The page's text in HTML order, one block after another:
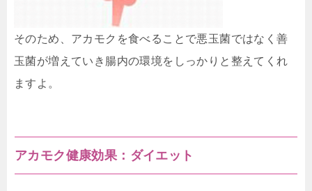
そのため、アカモクを食べることで悪玉菌ではなく善
玉菌が増えていき腸内の環境をしっかりと整えてくれ
ますよ。
アカモク健康効果：ダイエット